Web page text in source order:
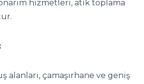
hizmetleri, atık toplama
alanları, çamaşırhane ve geniş